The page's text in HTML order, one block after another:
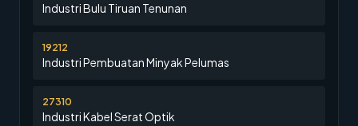
Industri Bulu Tiruan Tenunan
19212
Industri Pembuatan Minyak Pelumas
27310
Industri Kabel Serat Optik